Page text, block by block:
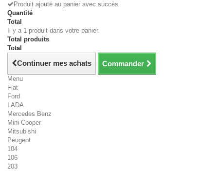
Produit ajouté au panier avec succès
Quantité
Total
Il y a 1 produit dans votre panier.
Total produits
Total
Continuer mes achats Commander
Menu
Fiat
Ford
LADA
Mercedes Benz
Mini Cooper
Mitsubishi
Peugeot
104
106
203